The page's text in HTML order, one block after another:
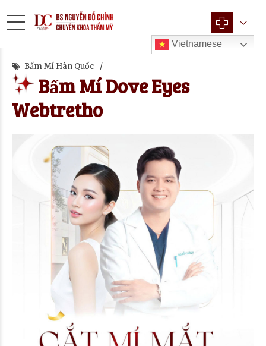
Vietnamese
Bấm Mí Hàn Quốc
Bấm Mí Dove Eyes
Webtretho